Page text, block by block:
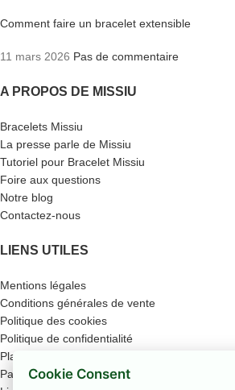
Comment faire un bracelet extensible
11 mars 2026 Pas de commentaire
A PROPOS DE MISSIU
Bracelets Missiu
La presse parle de Missiu
Tutoriel pour Bracelet Missiu
Foire aux questions
Notre blog
Contactez-nous
LIENS UTILES
Mentions légales
Conditions générales de vente
Politique des cookies
Politique de confidentialité
Plan du site
Paiement sécurisé
Cookie Consent